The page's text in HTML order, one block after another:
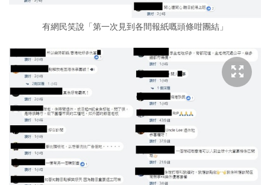
有網民笑說「第一次見到各間報紙嘅頭條咁團結」